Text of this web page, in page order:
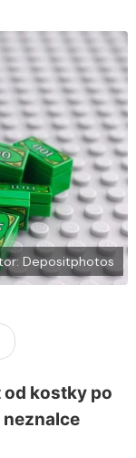
u
Depositphotos
od kostky po